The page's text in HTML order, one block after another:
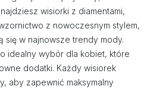
wisiorki z diamentami,
z nowoczesnym stylem,
się w najnowsze trendy mody.
idealny wybór dla kobiet, które
dodatki. Każdy wisiorek
aby zapewnić maksymalny